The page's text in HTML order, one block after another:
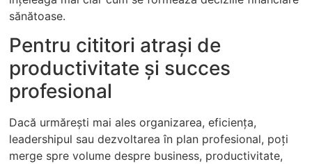
sănătoase.
Pentru cititori atrași de
productivitate și succes
profesional
Dacă urmărești mai ales organizarea, eficiența,
leadershipul sau dezvoltarea în plan profesional, poți
merge spre volume despre business, productivitate,